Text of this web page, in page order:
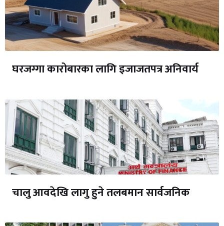
घरजग्गा कारोबारका लागि इजाजतपत्र अनिवार्य
चालु आवदेखि लागु हुने तलबमान सार्वजनिक